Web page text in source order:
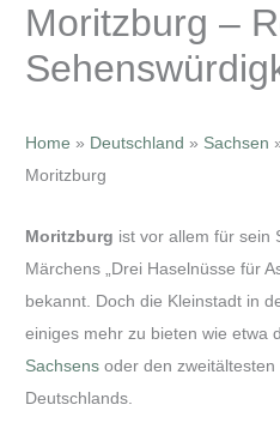
Moritzburg –
Home » Deutschland » Sachsen
Moritzburg
Moritzburg ist vor allem für sein
Märchens „Drei Haselnüsse für
bekannt. Doch die Kleinstadt in
einiges mehr zu bieten wie etwa
Sachsens oder den
Deutschlands.